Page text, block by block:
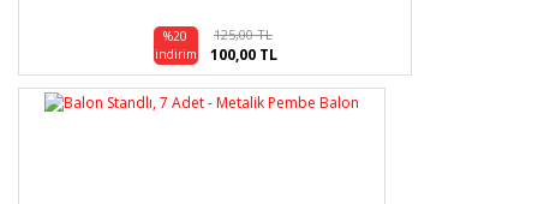
%20
indirim
125,00 TL
100,00 TL